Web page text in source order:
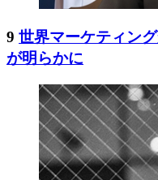
9 世界マーケティン
が明らかに